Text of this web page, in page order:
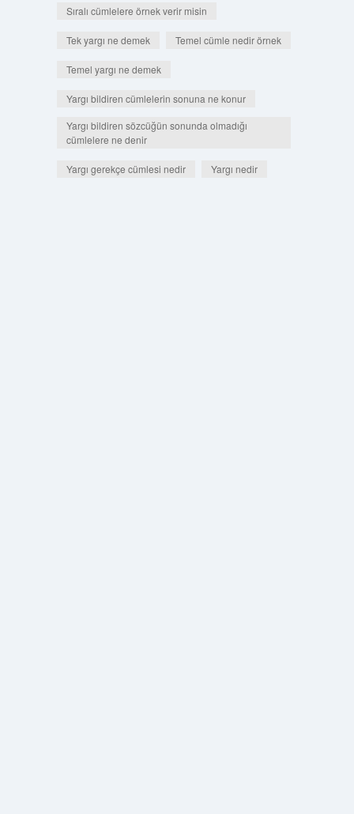
Sıralı cümlelere örnek verir misin
Tek yargı ne demek Temel cümle nedir örnek
Temel yargı ne demek
Yargı bildiren cümlelerin sonuna ne konur
Yargı bildiren sözcüğün sonunda olmadığı
cümlelere ne denir
Yargı gerekçe cümlesi nedir Yargı nedir